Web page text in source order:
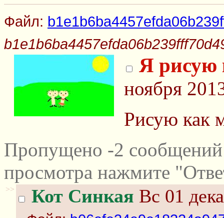
Файл:
Я рисую
ноября
Рисую как
Пропущено -2
просмотра нажмите
>> Кот Синкая Вс 01